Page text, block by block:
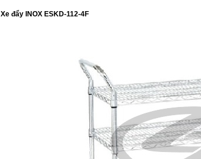
Xe đẩy INOX ESKD-112-4F